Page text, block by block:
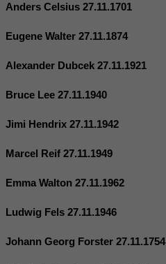
Anders Celsius 27.11.1701
Eugene Walter 27.11.1874
Alexander Dubcek 27.11.1921
Bruce Lee 27.11.1940
Jimi Hendrix 27.11.1942
Marcel Reif 27.11.1949
Emma Walton 27.11.1962
Ludwig Fels 27.11.1946
Johann Georg Forster 27.11.1754